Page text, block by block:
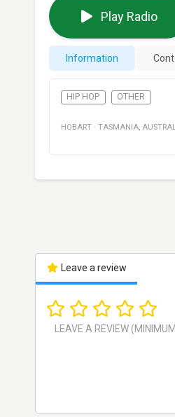
Play Radio
Information
HIP HOP OTHER
HOBART · TASMANIA,
Leave a review